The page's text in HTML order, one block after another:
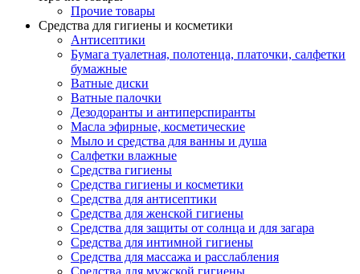
Прочие товары
Средства для гигиены и косметики
Антисептики
Бумага туалетная, полотенца, платочки, салфетки
бумажные
Ватные диски
Ватные палочки
Дезодоранты и антиперспиранты
Масла эфирные, косметические
Мыло и средства для ванны и душа
Салфетки влажные
Средства гигиены
Средства гигиены и косметики
Средства для антисептики
Средства для женской гигиены
Средства для защиты от солнца и для загара
Средства для интимной гигиены
Средства для массажа и расслабления
Средства для мужской гигиены